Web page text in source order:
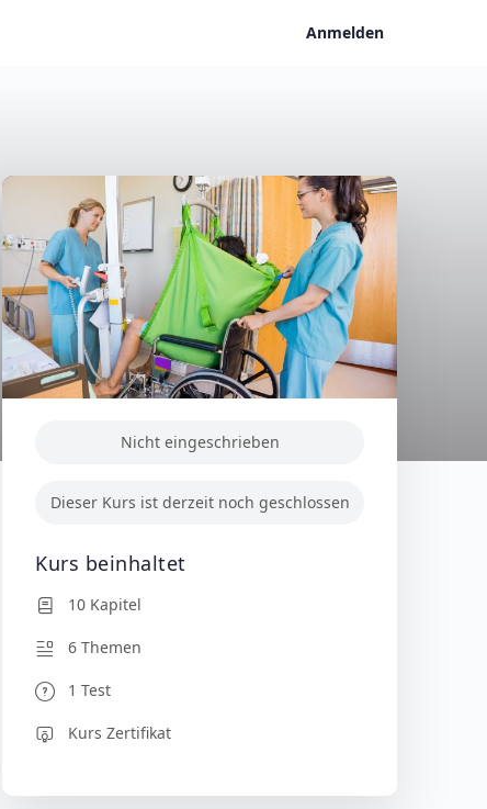
Anmelden
Nicht eingeschrieben
Dieser Kurs ist derzeit noch geschlossen
Kurs beinhaltet
10 Kapitel
6 Themen
1 Test
Kurs Zertifikat